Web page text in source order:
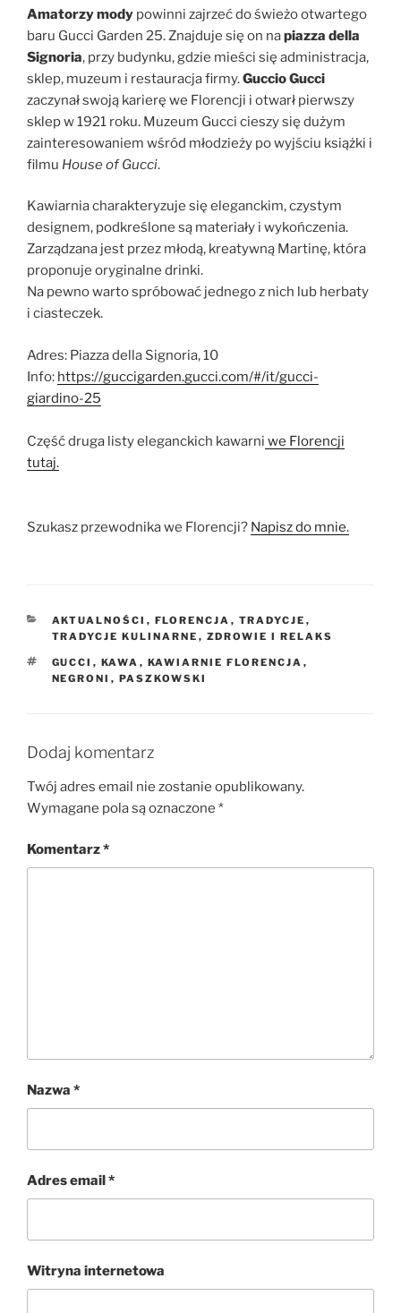
Amatorzy mody powinni zajrzeć do świeżo otwartego
baru Gucci Garden 25. Znajduje się on napiazza della
Signoria, przy budynku, gdzie mieści się administracja,
sklep, muzeum i restauracja firmy.Guccio Gucci
zaczynał swoją karierę we Florencji i otwarł pierwszy
sklep w 1921 roku. Muzeum Gucci cieszy się dużym
zainteresowaniem wśród młodzieży po wyjściu książki i
filmu House of Gucci.
Kawiarnia charakteryzuje się eleganckim, czystym
designem, podkreślone są materiały i wykończenia.
Zarządzana jest przez młodą, kreatywną Martinę, która
proponuje oryginalne drinki.
Na pewno warto spróbować jednego z nich lub herbaty
i ciasteczek.
Adres: Piazza della Signoria, 10
Info: https://guccigarden.gucci.com/#/it/gucci-
giardino-25
Część druga listy eleganckich kawarni we Florencji
tutaj.
Szukasz przewodnika we Florencji? Napisz do mnie.
KATEGORIE
AKTUALNOŚCI , FLORENCJA , TRADYCJE ,
TRADYCJE KULINARNE , ZDROWIE I RELAKS
TAGI
GUCCI , KAWA , KAWIARNIE FLORENCJA ,
NEGRONI , PASZKOWSKI
Dodaj komentarz
Twój adres email nie zostanie opublikowany.
Wymagane pola są oznaczone *
Komentarz*
Nazwa *
Adres email*
Witryna internetowa